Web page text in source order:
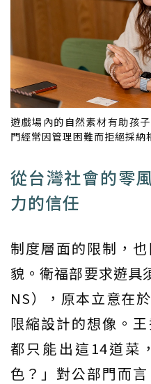
遊戲場內的自然素材有助孩
門經常因管理困難而拒絕採
從台灣社會的零
力的信任
制度層面的限制，
貌。衛福部要求遊具
NS），原本立意在
限縮設計的想像。
都只能出這14道菜
色？」對公部門而